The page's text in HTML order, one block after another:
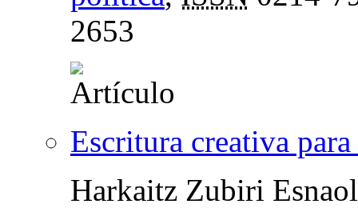
2653
Escritura creativa
Harkaitz Zubiri